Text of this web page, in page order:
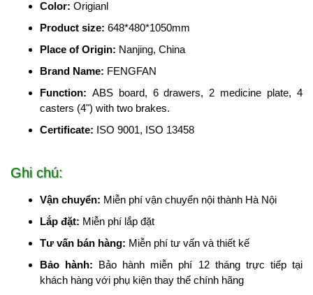
Color: Origianl
Product size: 648*480*1050mm
Place of Origin: Nanjing, China
Brand Name: FENGFAN
Function: ABS board, 6 drawers, 2 medicine plate, 4
casters (4") with two brakes.
Certificate: ISO 9001, ISO 13458
Ghi chú:
Vận chuyển: Miễn phí vận chuyển nội thành Hà Nội
Lắp đặt: Miễn phí lắp đặt
Tư vấn bán hàng: Miễn phí tư vấn và thiết kế
Bảo hành: Bảo hành miễn phí 12 tháng trực tiếp tại
khách hàng với phụ kiện thay thế chính hãng